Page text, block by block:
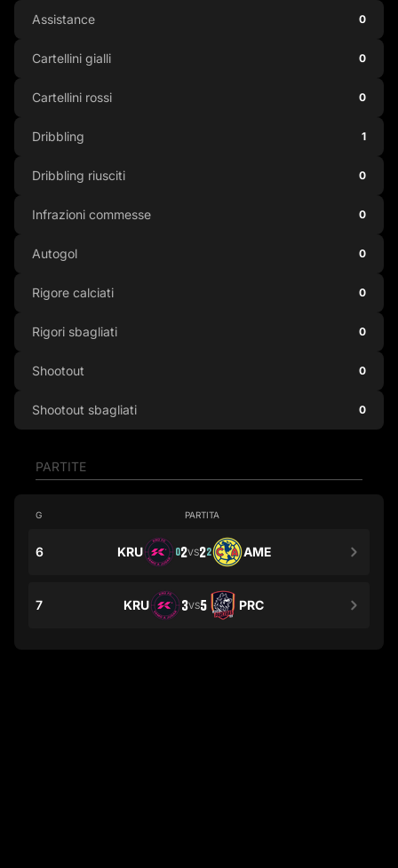
PARTITE
G PARTITA
6 KRU 02VS22 AME
7 KRU 3VS5 PRC
Assistance 0
Cartellini gialli 0
Cartellini rossi 0
Dribbling 1
Dribbling riusciti 0
Infrazioni commesse 0
Autogol 0
Rigore calciati 0
Rigori sbagliati 0
Shootout 0
Shootout sbagliati 0